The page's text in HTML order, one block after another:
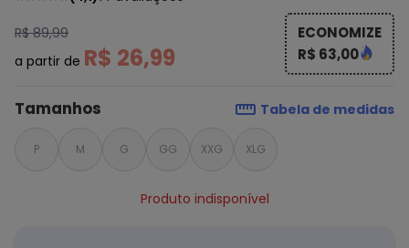
R$ 89,99
a partir de R$ 26,99
ECONOMIZE
R$ 63,00
Tamanhos Tabela de medidas
P M G GG XXG XLG
Produto indisponível